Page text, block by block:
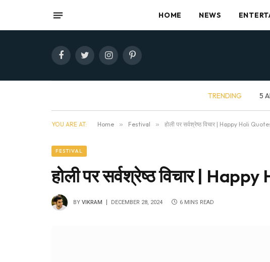
HOME NEWS
FacebookTwitterInstagramPinterest
TRENDING 5
YOU ARE AT: Home » Festival » होली पर सर्वश्रेष्ठ विचार | Happy Holi
FESTIVAL
होली पर सर्वश्रेष्ठ विचार |
BY VIKRAM DECEMBER 28, 2024 6 MINS READ